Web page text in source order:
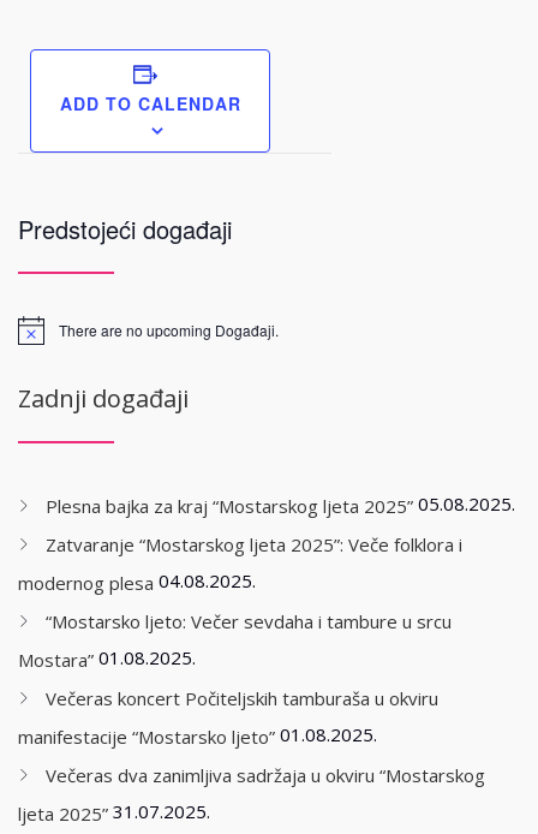
ADD TO CALENDAR
Predstojeći događaji
There are no upcoming Događaji.
Zadnji događaji
Plesna bajka za kraj “Mostarskog ljeta 2025” 05.08.2025.
Zatvaranje “Mostarskog ljeta 2025”: Veče folklora i
modernog plesa 04.08.2025.
“Mostarsko ljeto: Večer sevdaha i tambure u srcu
Mostara” 01.08.2025.
Večeras koncert Počiteljskih tamburaša u okviru
manifestacije “Mostarsko ljeto” 01.08.2025.
Večeras dva zanimljiva sadržaja u okviru “Mostarskog
ljeta 2025” 31.07.2025.